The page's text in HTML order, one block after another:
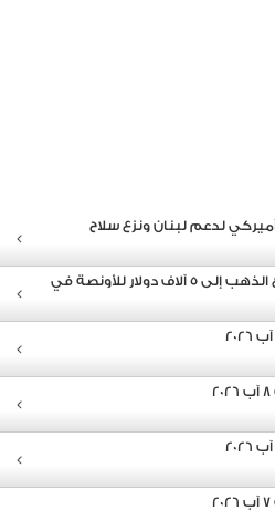
لدعم لبنان ونزع سلاح
توقّعات بارتفاع الذهب إلى 5 آلاف دولار للأونصة في